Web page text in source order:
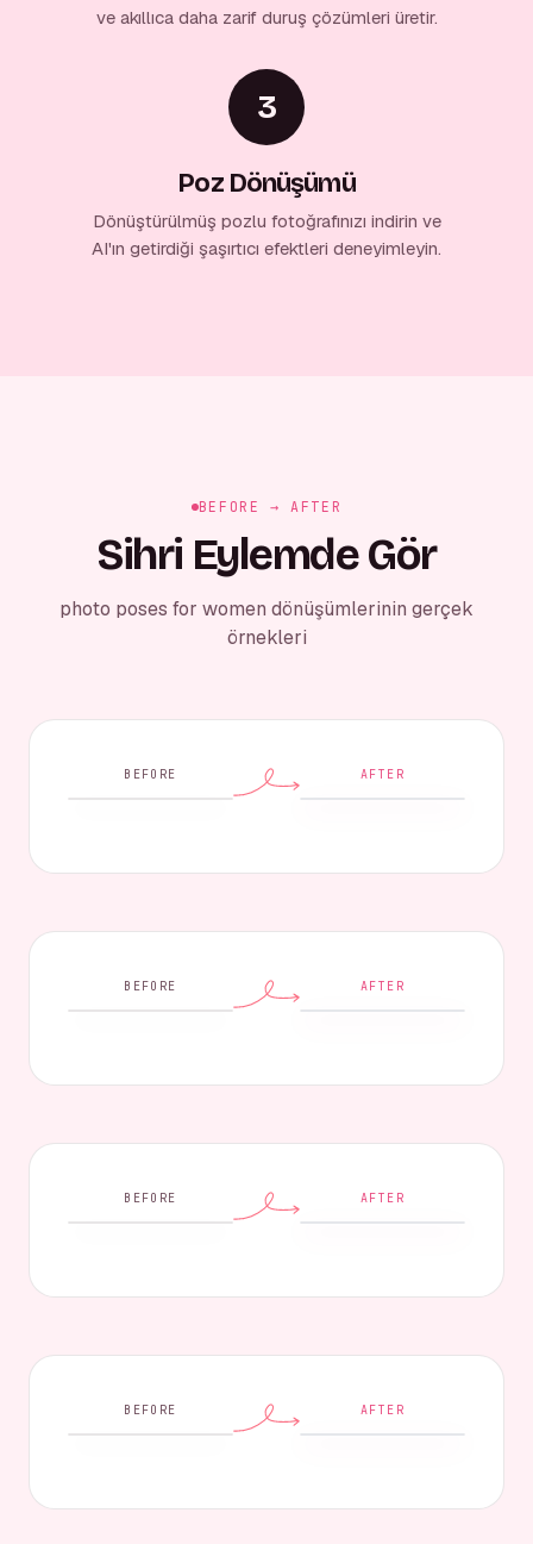
ve akıllıca daha zarif duruş çözümleri üretir.
3
Poz Dönüşümü
Dönüştürülmüş pozlu fotoğrafınızı indirin ve
AI'ın getirdiği şaşırtıcı efektleri deneyimleyin.
BEFORE → AFTER
Sihri Eylemde Gör
photo poses for women dönüşümlerinin gerçek
örnekleri
BEFORE AFTER
BEFORE AFTER
BEFORE AFTER
BEFORE AFTER